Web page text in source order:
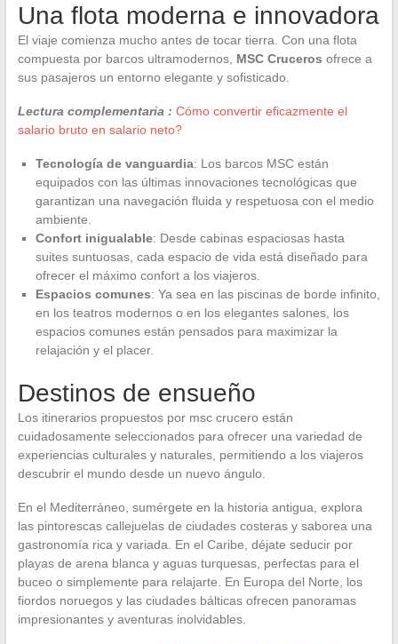
Una flota moderna e innovadora
El viaje comienza mucho antes de tocar tierra. Con una flota
compuesta por barcos ultramodernos, MSC Cruceros ofrece a
sus pasajeros un entorno elegante y sofisticado.
Lectura complementaria : Cómo convertir eficazmente el
salario bruto en salario neto?
Tecnología de vanguardia: Los barcos MSC están
equipados con las últimas innovaciones tecnológicas que
garantizan una navegación fluida y respetuosa con el medio
ambiente.
Confort inigualable: Desde cabinas espaciosas hasta
suites suntuosas, cada espacio de vida está diseñado para
ofrecer el máximo confort a los viajeros.
Espacios comunes: Ya sea en las piscinas de borde infinito,
en los teatros modernos o en los elegantes salones, los
espacios comunes están pensados para maximizar la
relajación y el placer.
Destinos de ensueño
Los itinerarios propuestos por msc crucero están
cuidadosamente seleccionados para ofrecer una variedad de
experiencias culturales y naturales, permitiendo a los viajeros
descubrir el mundo desde un nuevo ángulo.
En el Mediterráneo, sumérgete en la historia antigua, explora
las pintorescas callejuelas de ciudades costeras y saborea una
gastronomía rica y variada. En el Caribe, déjate seducir por
playas de arena blanca y aguas turquesas, perfectas para el
buceo o simplemente para relajarte. En Europa del Norte, los
fiordos noruegos y las ciudades bálticas ofrecen panoramas
impresionantes y aventuras inolvidables.